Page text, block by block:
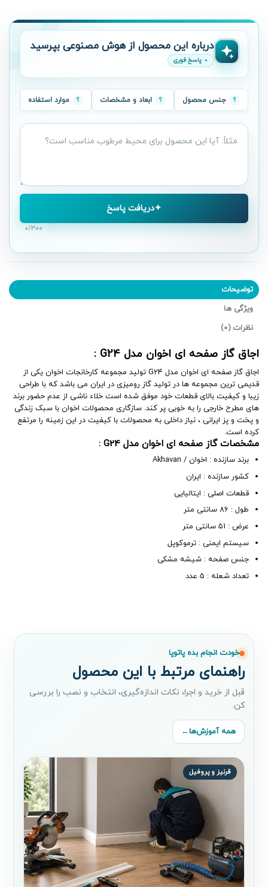
درباره این محصول از هوش مصنوعی بپرسید
پاسخ فوری
جنس محصول ابعاد و مشخصات موارد استفاده
سؤال
درباره
دریافت پاسخ
۰/۳۰۰
توضیحات
ویژگی ها
نظرات (0)
اجاق گاز صفحه ای اخوان مدل G24 :
اجاق گاز صفحه ای اخوان مدل G24 تولید مجموعه کارخانجات اخوان یکی از
قدیمی ترین مجموعه ها در تولید گاز رومیزی در ایران می باشد که با طراحی
زیبا و کیفیت بالای قطعات خود موفق شده است خلاء ناشی از عدم حضور برند
های مطرح خارجی را به خوبی پر کند. سازگاری محصولات اخوان با سبک زندگی
و پخت و پز ایرانی ، نیاز داخلی به محصولات با کیفیت در این زمینه را مرتفع
کرده است.
مشخصات گاز صفحه ای اخوان مدل G24 :
برند سازنده : اخوان / Akhavan
کشور سازنده : ایران
قطعات اصلی : ایتالیایی
طول : 86 سانتی متر
عرض : 51 سانتی متر
سیستم ایمنی : ترموکوپل
جنس صفحه : شیشه مشکی
تعداد شعله : 5 عدد
خودت انجام بده پاتوپا
راهنمای مرتبط با این محصول
قبل از خرید و اجرا، نکات اندازه‌گیری، انتخاب و نصب را بررسی
کن.
همه آموزش‌ها←
قرنیز و پروفیل